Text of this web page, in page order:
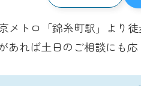
メトロ「錦糸町駅」より
あれば土日のご相談にも応